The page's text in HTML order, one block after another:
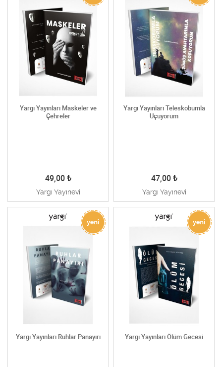
Yargı Yayınları Maskeler ve
Çehreler
49,00₺
Yargı Yayınevi
Yargı Yayınları Teleskobumla
Uçuyorum
47,00₺
Yargı Yayınevi
Yargı Yayınları Ruhlar Panayırı Yargı Yayınları Ölüm Gecesi